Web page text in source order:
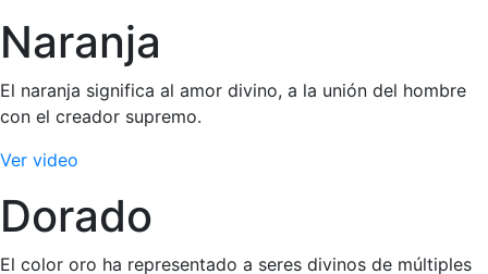
Naranja
El naranja significa al amor divino, a la unión del hombre
con el creador supremo.
Ver video
Dorado
El color oro ha representado a seres divinos de múltiples